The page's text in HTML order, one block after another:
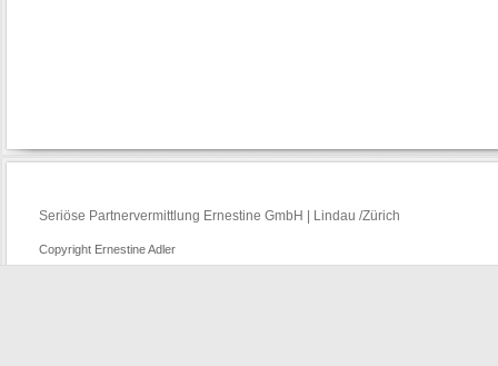
Seriöse Partnervermittlung Ernestine GmbH | Lindau /Zürich
Copyright Ernestine Adler